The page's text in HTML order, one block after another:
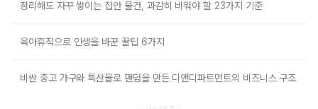
정리해도 자꾸 쌓이는 집안 물건, 과감히 비워야 할 23가지 기준
육아휴직으로 인생을 바꾼 꿀팁 6가지
비싼 중고 가구와 특산물로 팬덤을 만든 디앤디파트먼트의 비즈니스 구조